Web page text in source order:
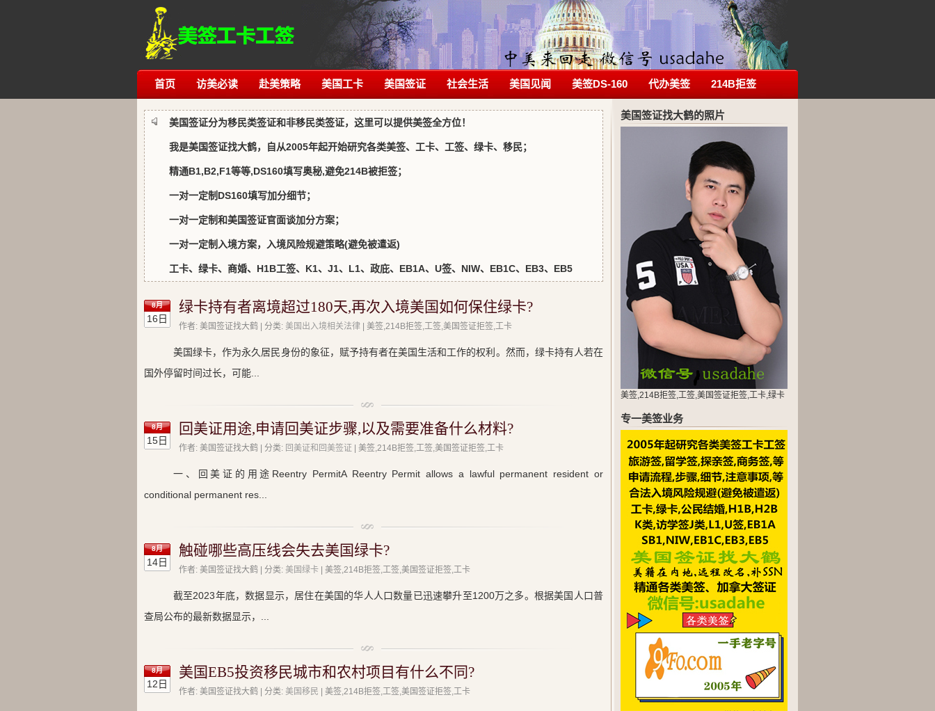
首页 访美必读 赴美策略 美国工卡 美国签证 社会生活 美国见闻 美签DS-160 代办美签 214B拒签
美国签证分为移民类签证和非移民类签证，这里可以提供美签全方位！
我是美国签证找大鹤，自从2005年起开始研究各类美签、工卡、工签、绿卡、移民；
精通B1,B2,F1等等,DS160填写奥秘,避免214B被拒签；
一对一定制DS160填写加分细节；
一对一定制和美国签证官面谈加分方案；
一对一定制入境方案，入境风险规避策略(避免被遣返)
工卡、绿卡、商婚、H1B工签、K1、J1、L1、政庇、EB1A、U签、NIW、EB1C、EB3、EB5
8月
16日
绿卡持有者离境超过180天,再次入境美国如何保住绿卡?
作者: 美国签证找大鹤 | 分类: 美国出入境相关法律 | 美签,214B拒签,工签,美国签证拒签,工卡
美国绿卡，作为永久居民身份的象征，赋予持有者在美国生活和工作的权利。然而，绿卡持有人若在
国外停留时间过长，可能...
8月
15日
回美证用途,申请回美证步骤,以及需要准备什么材料?
作者: 美国签证找大鹤 | 分类: 回美证和回美签证 | 美签,214B拒签,工签,美国签证拒签,工卡
一、回美证的用途Reentry PermitA Reentry Permit allows a lawful permanent resident or
conditional permanent res...
8月
14日
触碰哪些高压线会失去美国绿卡?
作者: 美国签证找大鹤 | 分类: 美国绿卡 | 美签,214B拒签,工签,美国签证拒签,工卡
截至2023年底，数据显示，居住在美国的华人人口数量已迅速攀升至1200万之多。根据美国人口普
查局公布的最新数据显示，...
8月
12日
美国EB5投资移民城市和农村项目有什么不同?
作者: 美国签证找大鹤 | 分类: 美国移民 | 美签,214B拒签,工签,美国签证拒签,工卡
美国签证找大鹤的照片
美签,214B拒签,工签,美国签证拒签,工卡,绿卡
专一美签业务